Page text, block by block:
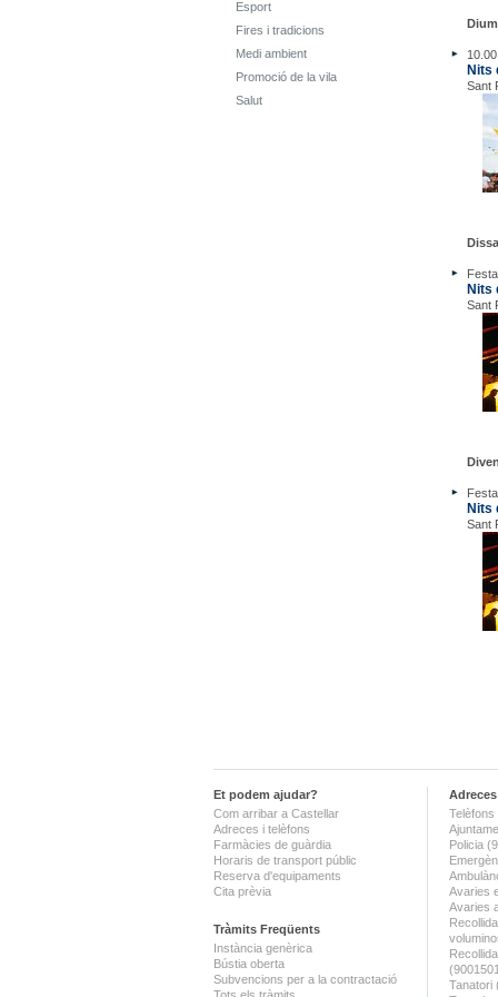
Esport
Fires i tradicions
Medi ambient
Promoció de la vila
Salut
Nits
Sant
Festa
Nits
Sant
Festa
Nits
Sant
Et podem ajudar?
Com arribar a Castellar
Adreces i telèfons
Farmàcies de guàrdia
Horaris de transport públic
Reserva d'equipaments
Cita prèvia
Tràmits Freqüents
Instància genèrica
Bústia oberta
Subvencions per a la contractació
Telèfons
Policia
Avaries
Avaries
Tanatori